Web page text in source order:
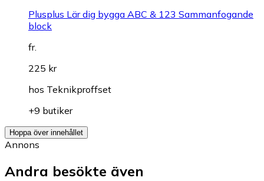
Plusplus Lär dig bygga ABC & 123 Sammanfogande
block
fr.
225 kr
hos Teknikproffset
+9 butiker
Hoppa över innehållet
Annons
Andra besökte även